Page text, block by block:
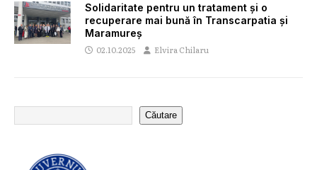
Solidaritate pentru un tratament și o
recuperare mai bună în Transcarpatia și
Maramureș
02.10.2025 Elvira Chilaru
Căutare